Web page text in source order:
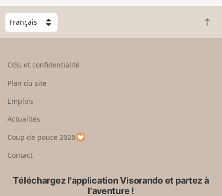
C
o
e
u
p
a
R
e
CGU et confidentialité
Plan du site
Emplois
Actualités
Coup de pouce 2026
Contact
Téléchargez l'application Visorando et partez à
l'aventure !